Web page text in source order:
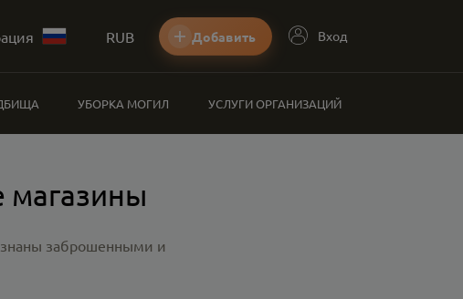
RUB Добавить Вход
УБОРКА МОГИЛ УСЛУГИ ОРГАНИЗАЦИЙ
магазины
заброшенными и